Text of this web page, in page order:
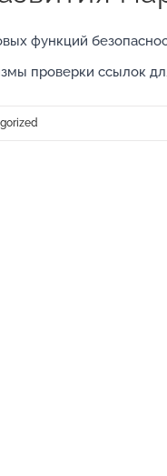
функций
проверки ссылок